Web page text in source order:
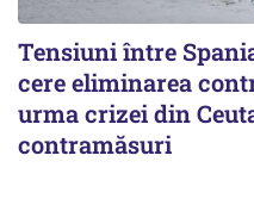
Tensiuni între
cere eliminarea
urma crizei din
contramăsuri